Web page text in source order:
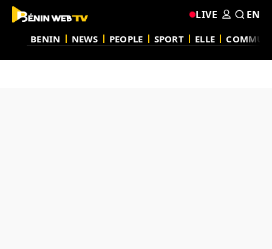
BENIN NEWS PEOPLE SPORT ELLE
LIVE EN